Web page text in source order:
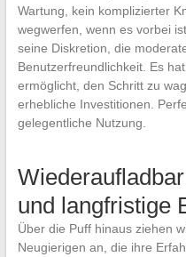
Wartung, kein komplizierter
wegwerfen, wenn es vorbei
seine Diskretion, die
Benutzerfreundlichkeit. Es
ermöglicht, den Schritt zu
erhebliche Investitionen.
gelegentliche Nutzung.
und langfristige
Über die Puff hinaus ziehen
Neugierigen an, die ihre